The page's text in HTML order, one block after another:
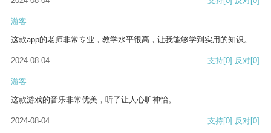
游客
这款app的老师非常专业，教学水平很高，让我能够学到实用的知识。
2024-08-04 支持[0] 反对[0]
游客
这款游戏的音乐非常优美，听了让人心旷神怡。
2024-08-04 支持[0] 反对[0]